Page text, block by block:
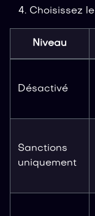
Choisissez
Niveau
Désactivé
Sanctions
uniquement